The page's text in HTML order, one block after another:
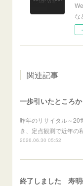
な
関連記事
昨年のリサイタル～20
き、定点観測で近年の
2026.06.30 05:52